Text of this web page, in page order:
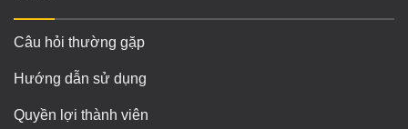
Câu hỏi thường gặp
Hướng dẫn sử dụng
Quyền lợi thành viên